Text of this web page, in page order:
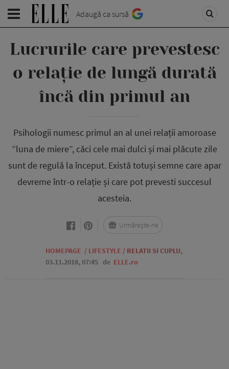
Adaugă ca sursă
Lucrurile care prevestesc
o relație de lungă durată
încă din primul an
Psihologii numesc primul an al unei relații amoroase
”luna de miere”, căci cele mai dulci și mai plăcute zile
sunt de regulă la început. Există totuși semne care apar
devreme într-o relație și care pot prevesti succesul
acesteia.
HOMEPAGE / LIFESTYLE / RELATII SI CUPLU,
03.11.2018, 07:45 de ELLE.ro
Urmărește-ne